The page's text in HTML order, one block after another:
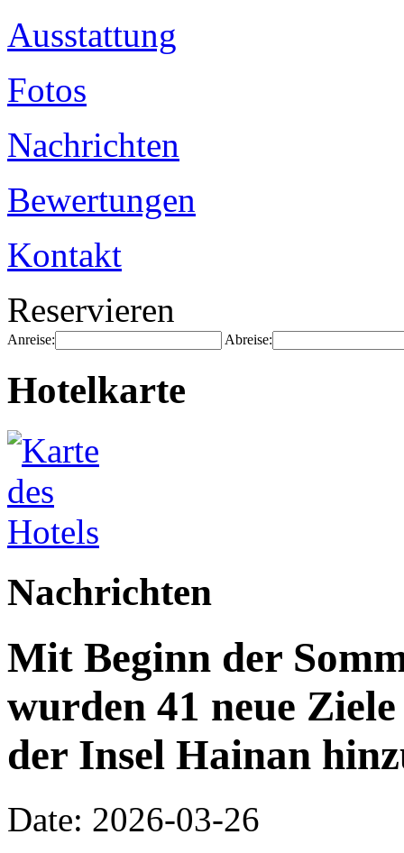
Ausstattung
Fotos
Nachrichten
Bewertungen
Kontakt
Reservieren
Anreise: Abreise:
Hotelkarte
Nachrichten
Mit Beginn der
wurden 41 neue
der Insel Hainan
Date: 2026-03-26